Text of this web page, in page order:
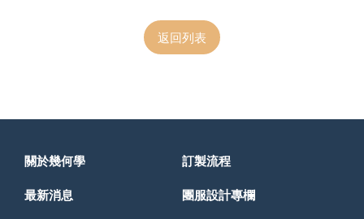
返回列表
關於幾何學 訂製流程
最新消息 團服設計專欄